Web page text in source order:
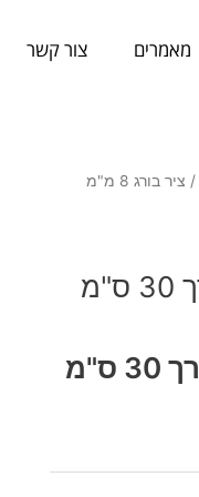
מאמרים צור קשר
/ ציר בורג 8 מ"מ